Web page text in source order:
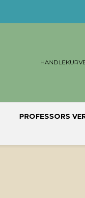
PROFESSORS